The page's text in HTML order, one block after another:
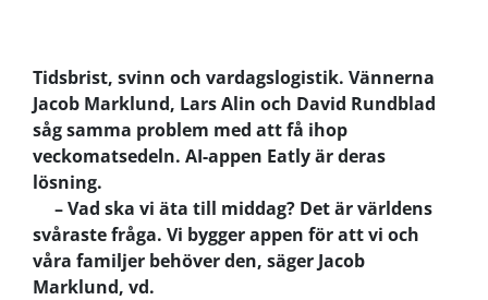
Tidsbrist, svinn och vardagslogistik. Vännerna
Jacob Marklund, Lars Alin och David Rundblad
såg samma problem med att få ihop
veckomatsedeln. AI-appen Eatly är deras
lösning.
–Vad ska vi äta till middag? Det är världens
svåraste fråga. Vi bygger appen för att vi och
våra familjer behöver den, säger Jacob
Marklund, vd.